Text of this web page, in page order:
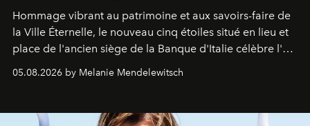
Hommage vibrant au patrimoine et aux savoirs-faire de
la Ville Éternelle, le nouveau cinq étoiles situé en lieu et
place de l'ancien siège de la Banque d'Italie célèbre l'art
05.08.2026 by Melanie Mendelewitsch